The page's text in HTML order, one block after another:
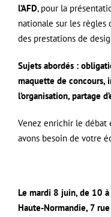
l’AFD, pour la
nationale sur les règles
des prestations de
Sujets abordés :
maquette de concours,
l’organisation, partage
Venez enrichir le débat
avons besoin de votre
Le mardi 8 juin, de 10
Haute-Normandie, 7